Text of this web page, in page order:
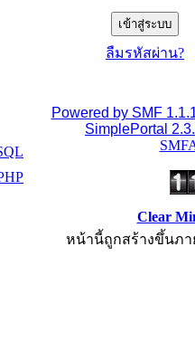
ลืมรหัสผ่าน?
Powered by SMF
SimplePortal
Clear
หน้านี้ถูกสร้างขึ้นภา